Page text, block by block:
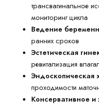
трансвагинальное
мониторинг цикла
Ведение
ранних сроков
Эстетическая
ревитализация
Эндоскопическая
проходимости
Консервативное и